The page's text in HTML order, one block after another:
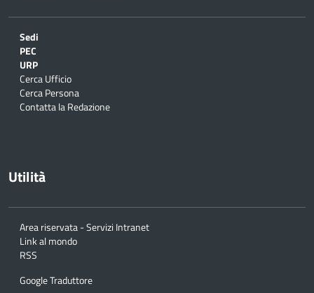
(Funzionario ed elevata qualificazione)
con E.Q. (Funzionario ed elevata qualificazione)
Istruttore Direttivo Tecnico (Funzionario
Istruttore Direttivo Termotecnico
Sedi
PEC
URP
Cerca Ufficio
Cerca Persona
Contatta la Redazione
Utilità
Area riservata - Servizi Intranet
Link al mondo
RSS
Google Traduttore